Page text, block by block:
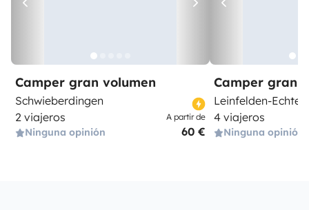
Camper gran volumen
Schwieberdingen
2 viajeros
Ninguna opinión
A partir de
60 €
Camper gran
Leinfelden-
4 viajeros
Ninguna opinión